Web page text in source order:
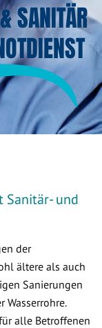
SANITÄR
Sanitär- und
der
ältere als auch
Sanierungen
alle Betroffenen